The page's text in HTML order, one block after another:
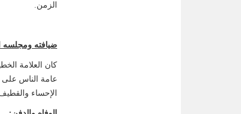
الزمن.
ضيافته ومجلسه
كان العلامة
عامة الناس على
الإحساء